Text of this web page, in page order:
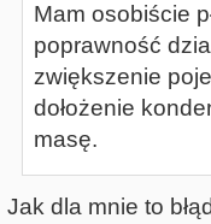
Mam osobiście
poprawność
zwiększenie
dołożenie
masę.
Jak dla mnie to